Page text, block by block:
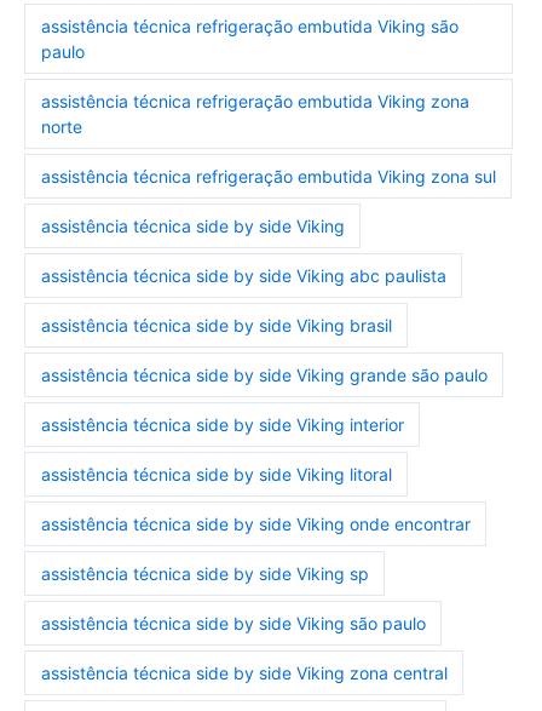
assistência técnica refrigeração embutida Viking são
paulo
assistência técnica refrigeração embutida Viking zona
norte
assistência técnica refrigeração embutida Viking zona sul
assistência técnica side by side Viking
assistência técnica side by side Viking abc paulista
assistência técnica side by side Viking brasil
assistência técnica side by side Viking grande são paulo
assistência técnica side by side Viking interior
assistência técnica side by side Viking litoral
assistência técnica side by side Viking onde encontrar
assistência técnica side by side Viking sp
assistência técnica side by side Viking são paulo
assistência técnica side by side Viking zona central